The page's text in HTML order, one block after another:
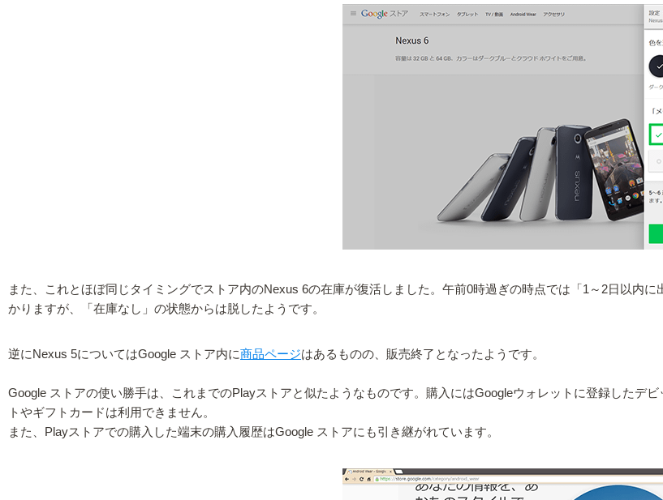
また、これとほぼ同じタイミングでストア内のNexus 6の在庫が復活しました。午前0時過ぎの時点では「1～2日以内
かりますが、「在庫なし」の状態からは脱したようです。
逆にNexus 5についてはGoogle ストア内に商品ページはあるものの、販売終了となったようです。
Google ストアの使い勝手は、これまでのPlayストアと似たようなものです。購入にはGoogleウォレットに登録したデ
トやギフトカードは利用できません。
また、Playストアでの購入した端末の購入履歴はGoogle ストアにも引き継がれています。